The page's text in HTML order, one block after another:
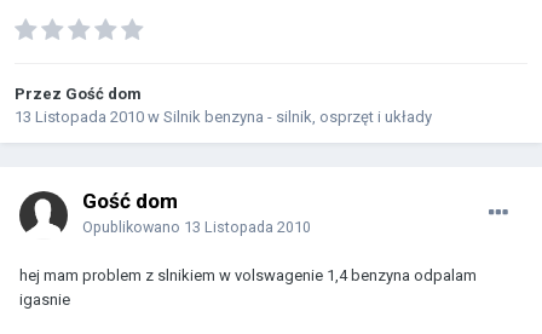
Przez Gość dom
13 Listopada 2010 w Silnik benzyna - silnik, osprzęt i układy
Gość dom
Opublikowano 13 Listopada 2010
hej mam problem z slnikiem w volswagenie 1,4 benzyna odpalam
igasnie